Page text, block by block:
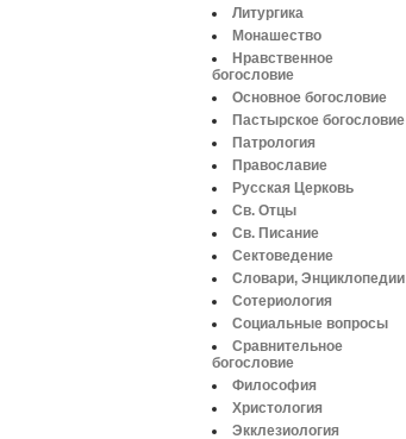
Литургика
Монашество
Нравственное
богословие
Основное богословие
Пастырское богословие
Патрология
Православие
Русская Церковь
Св. Отцы
Св. Писание
Сектоведение
Словари, Энциклопедии
Сотериология
Социальные вопросы
Сравнительное
богословие
Философия
Христология
Экклезиология